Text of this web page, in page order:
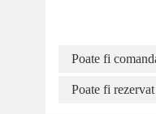
Poate fi
Poate fi rezervat